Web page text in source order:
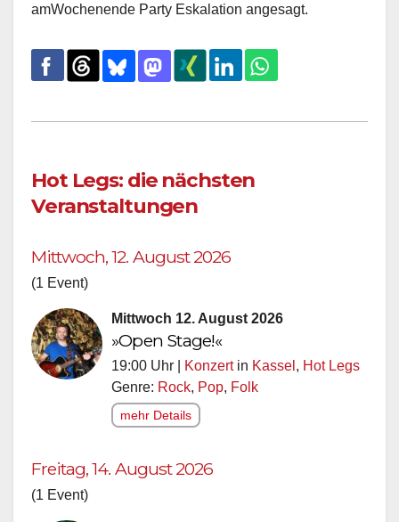
amWochenende Party Eskalation angesagt.
Hot Legs: die nächsten
Veranstaltungen
Mittwoch, 12. August 2026
(1 Event)
Mittwoch 12. August 2026
»Open Stage!«
19:00 Uhr | Konzertin Kassel , Hot Legs
Genre: Rock, Pop, Folk
mehr Details
Freitag, 14. August 2026
(1 Event)